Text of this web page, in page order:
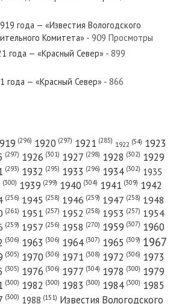
№ 262 от ноября 1939 года —
«Красный Север»
№ 223 от сентября 1968 года —
года — «Известия Вологодского
Комитета» - 909 Просмотры
года — «Красный Север» - 899
года — «Красный Север» - 866
(296) 1920 (297) 1921 (285) 1922 (54) 1923
(297) 1926 (301) 1927 (298) 1928 (302) 1929
(293) 1932 (295) 1933 (296) 1934 (302) 1935
(300) 1939 (299) 1940 (304) 1941 (309) 1942
(256) 1945 (258) 1946 (259) 1947 (258) 1948
(261) 1951 (257) 1952 (258) 1953 (257) 1954
(259) 1957 (256) 1958 (270) 1959 (307) 1960
(306) 1963 (306) 1964 (307) 1965 (309) 1967
(305) 1970 (306) 1971 (308) 1972 (306) 1973
(305) 1976 (306) 1977 (304) 1978 (300) 1979
(300) 1982 (300) 1983 (300) 1984 (300) 1985
(300) 1988 (151) Известия Вологодского